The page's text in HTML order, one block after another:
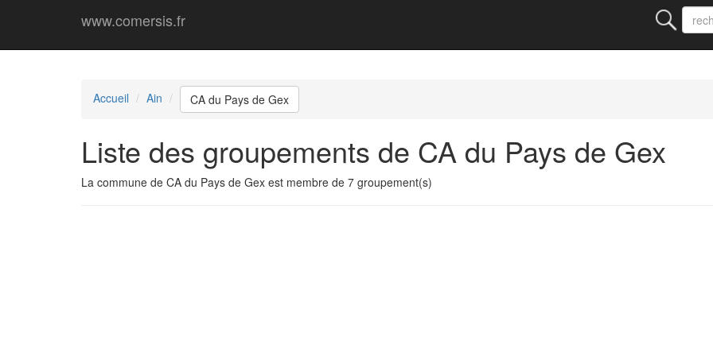
www.comersis.fr
Accueil Ain CA du Pays de Gex
Liste des groupements de CA du Pays de Gex
La commune de CA du Pays de Gex est membre de 7 groupement(s)